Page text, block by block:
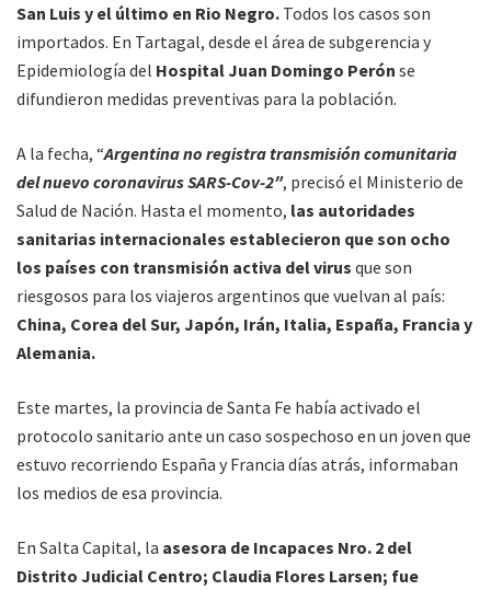
San Luis y el último en Rio Negro. Todos los casos son
importados. En Tartagal, desde el área de subgerencia y
Epidemiología del Hospital Juan Domingo Perón se
difundieron medidas preventivas para la población.
A la fecha, “Argentina no registra transmisión comunitaria
del nuevo coronavirus SARS-Cov-2″, precisó el Ministerio de
Salud de Nación. Hasta el momento, las autoridades
sanitarias internacionales establecieron que son ocho
los países con transmisión activa del virus que son
riesgosos para los viajeros argentinos que vuelvan al país:
China, Corea del Sur, Japón, Irán, Italia, España, Francia y
Alemania.
Este martes, la provincia de Santa Fe había activado el
protocolo sanitario ante un caso sospechoso en un joven que
estuvo recorriendo España y Francia días atrás, informaban
los medios de esa provincia.
En Salta Capital, la asesora de Incapaces Nro. 2 del
Distrito Judicial Centro; Claudia Flores Larsen; fue